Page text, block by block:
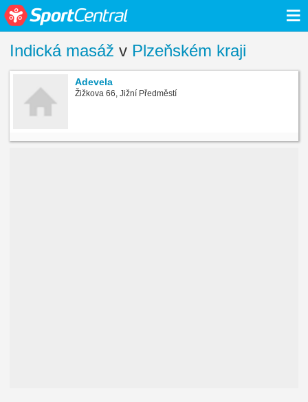
≡
Indická masáž v Plzeňském kraji
Adevela
Žižkova 66, Jižní Předměstí